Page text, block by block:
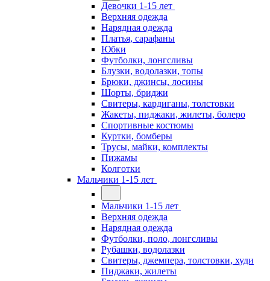
Девочки 1-15 лет
Верхняя одежда
Нарядная одежда
Платья, сарафаны
Юбки
Футболки, лонгсливы
Блузки, водолазки, топы
Брюки, джинсы, лосины
Шорты, бриджи
Свитеры, кардиганы, толстовки
Жакеты, пиджаки, жилеты, болеро
Спортивные костюмы
Куртки, бомберы
Трусы, майки, комплекты
Пижамы
Колготки
Мальчики 1-15 лет
Мальчики 1-15 лет
Верхняя одежда
Нарядная одежда
Футболки, поло, лонгсливы
Рубашки, водолазки
Свитеры, джемпера, толстовки, худи
Пиджаки, жилеты